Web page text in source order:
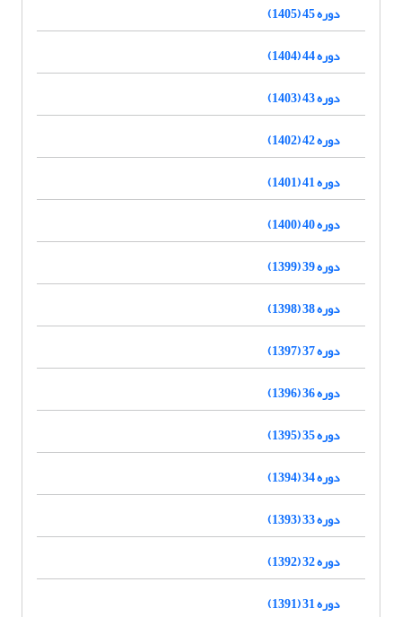
دوره 45 (1405)
دوره 44 (1404)
دوره 43 (1403)
دوره 42 (1402)
دوره 41 (1401)
دوره 40 (1400)
دوره 39 (1399)
دوره 38 (1398)
دوره 37 (1397)
دوره 36 (1396)
دوره 35 (1395)
دوره 34 (1394)
دوره 33 (1393)
دوره 32 (1392)
دوره 31 (1391)